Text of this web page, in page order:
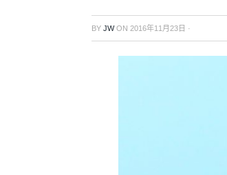
BY JWON 2016年11月23日 ·